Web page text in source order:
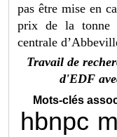
pas être mise en
prix de la tonne
centrale
Travail de
d'EDF
Mots-clés
hbnpc